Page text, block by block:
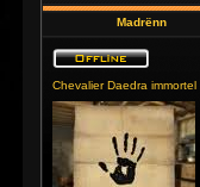
Madrënn
Chevalier Daedra immortel